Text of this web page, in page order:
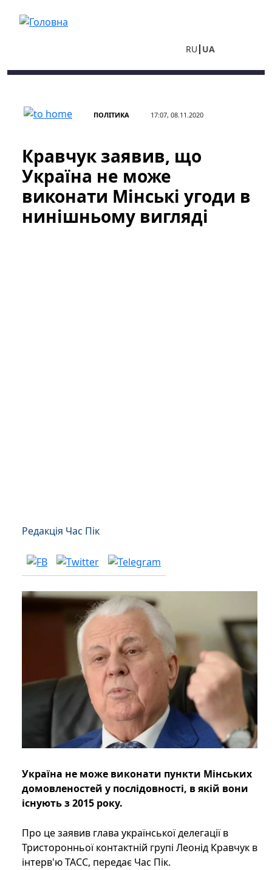
RU UA
ПОЛІТИКА 17:07, 08.11.2020
Кравчук заявив, що
Україна не може
виконати Мінські угоди в
нинішньому вигляді
Редакція Час Пік
Україна не може виконати пункти Мінських
домовленостей у послідовності, в якій вони
існують з 2015 року.
Про це заявив глава української делегації в
Тристоронньої контактній групі Леонід Кравчук в
інтерв'ю ТАСС, передає Час Пік.